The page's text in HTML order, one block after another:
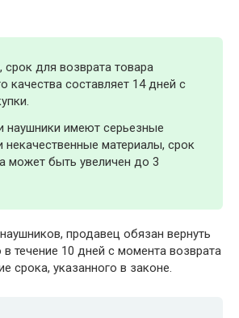
срок для возврата товара
качества составляет 14 дней с
наушники имеют серьезные
материалы, срок
может быть увеличен до 3
продавец обязан вернуть
течение 10 дней с момента возврата
срока, указанного в законе.